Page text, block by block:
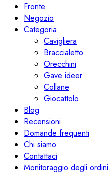
Fronte
Negozio
Categoria
Cavigliera
Braccialetto
Orecchini
Gave ideer
Collane
Giocattolo
Blog
Recensioni
Domande frequenti
Chi siamo
Contattaci
Monitoraggio degli ordini